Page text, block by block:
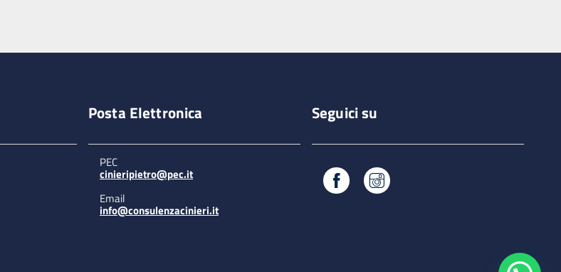
Posta Elettronica
PEC
cinieripietro@pec.it
Email
info@consulenzacinieri.it
Seguici su
Facebook